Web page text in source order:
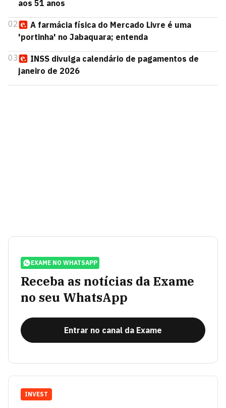
aos 51 anos
02
A farmácia física do Mercado Livre é uma
'portinha' no Jabaquara; entenda
03
INSS divulga calendário de pagamentos de
janeiro de 2026
EXAME NO WHATSAPP
Receba as notícias da Exame
no seu WhatsApp
Entrar no canal da Exame
INVEST